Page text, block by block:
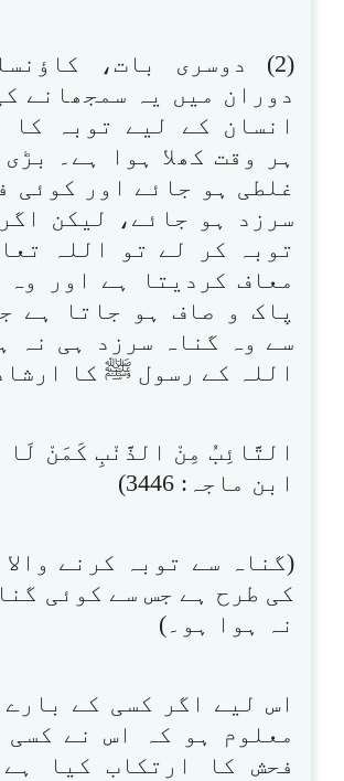
(2) دوسری بات،
دوران میں یہ سمجھانے
انسان کے لیے توبہ کا
ہر وقت کھلا ہوا ہے۔
غلطی ہو جائے اور کوئی
سرزد ہو جائے، لیکن
توبہ کر لے تو اللہ
معاف کردیتا ہے اور وہ
پاک و صاف ہو جاتا ہے
سے وہ گناہ سرزد ہی نہ
اللہ کے رسول ﷺ کا
التَّائِبُ مِنْ الذَّنْبِ كَمَنْ لَا
ابن ماجہ: 3446)
(گناہ سے توبہ کرنے
کی طرح ہے جس سے کوئی
نہ ہوا ہو۔)
اس لیے اگر کسی کے بارے
معلوم ہو کہ اس نے کسی
فحش کا ارتکاب کیا